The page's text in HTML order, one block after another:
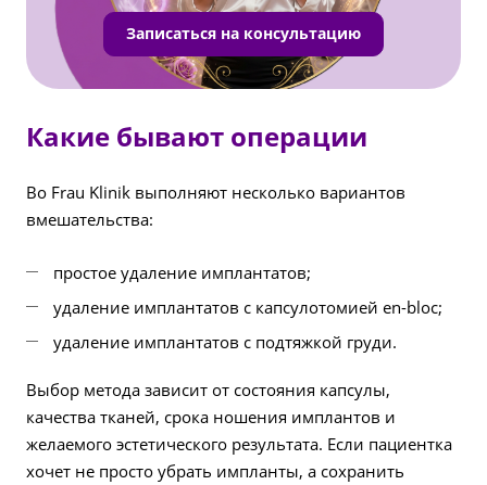
Записаться на консультацию
Какие бывают операции
Во Frau Klinik выполняют несколько вариантов
вмешательства:
простое удаление имплантатов;
удаление имплантатов с капсулотомией en-bloc;
удаление имплантатов с подтяжкой груди.
Выбор метода зависит от состояния капсулы,
качества тканей, срока ношения имплантов и
желаемого эстетического результата. Если пациентка
хочет не просто убрать импланты, а сохранить